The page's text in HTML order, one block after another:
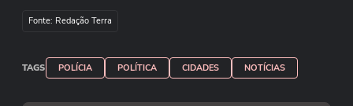
momento foi registrado em vídeo, e as
atividades chegaram a ser
interrompidas.
Fonte: Redação Terra
TAGS POLÍCIA POLÍTICA CIDADES NOTÍCIAS